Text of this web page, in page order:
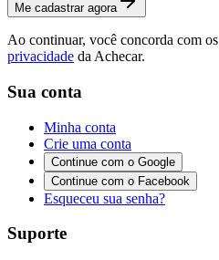
Me cadastrar agora
Ao continuar, você concorda com os
privacidade da Achecar.
Sua conta
Minha conta
Crie uma conta
Continue com o Google
Continue com o Facebook
Esqueceu sua senha?
Suporte